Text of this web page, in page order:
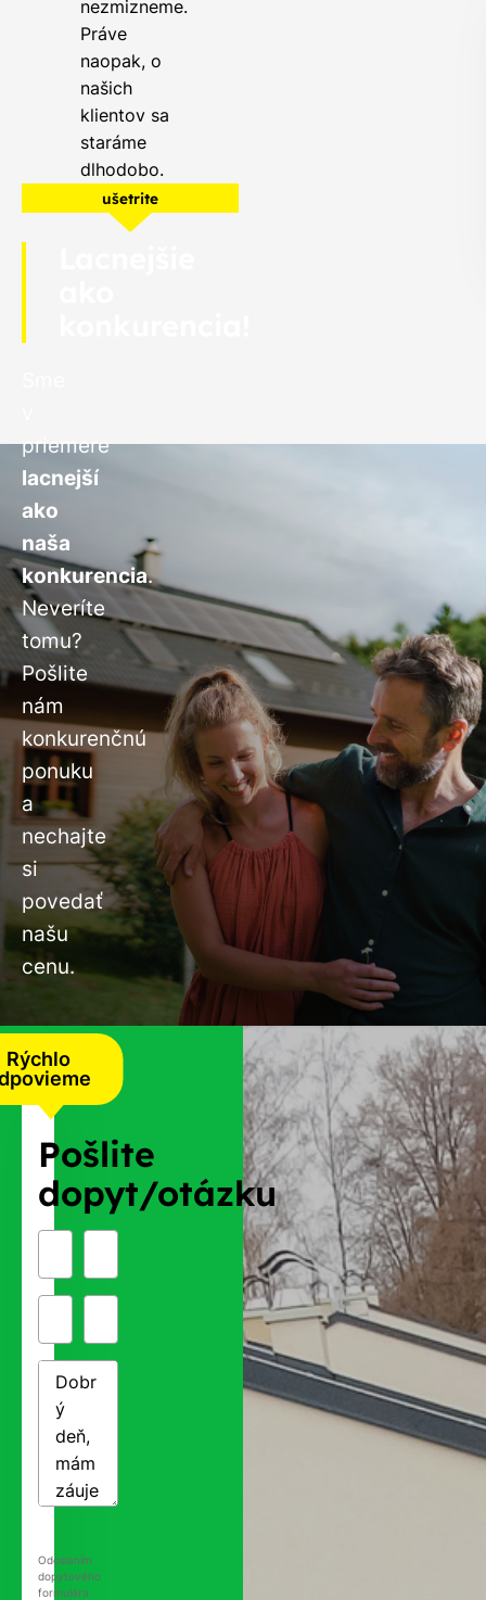
nezmizneme.
Práve
naopak, o
našich
klientov sa
staráme
dlhodobo.
ušetrite
priemere
lacnejší
ako
naša
konkurencia.
Neveríte
tomu?
Pošlite
nám
konkurenčnú
ponuku
a
nechajte
si
povedať
našu
cenu.
Rýchlo
Pošlite
dopyt/otázku
Odoslaním
dopytového
formulára